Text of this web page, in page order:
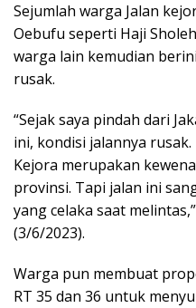
Sejumlah warga Jalan
Oebufu seperti Haji
warga lain kemudian
rusak.
“Sejak saya pindah dari
ini, kondisi jalannya
Kejora merupakan
provinsi. Tapi jalan ini
yang celaka saat
(3/6/2023).
Warga pun membuat
RT 35 dan 36 untuk